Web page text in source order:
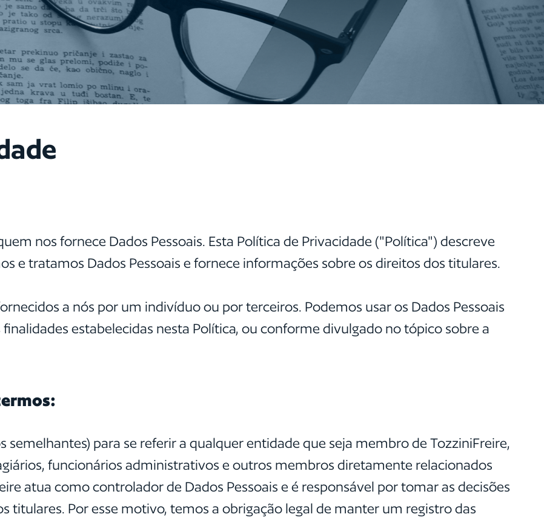
nos fornece Dados Pessoais. Esta Política de Privacidade ("Política") descreve
e tratamos Dados Pessoais e fornece informações sobre os direitos dos titulares.
a nós por um indivíduo ou por terceiros. Podemos usar os Dados Pessoais
estabelecidas nesta Política, ou conforme divulgado no tópico sobre a
semelhantes) para se referir a qualquer entidade que seja membro de TozziniFreire,
funcionários administrativos e outros membros diretamente relacionados
atua como controlador de Dados Pessoais e é responsável por tomar as decisões
titulares. Por esse motivo, temos a obrigação legal de manter um registro das